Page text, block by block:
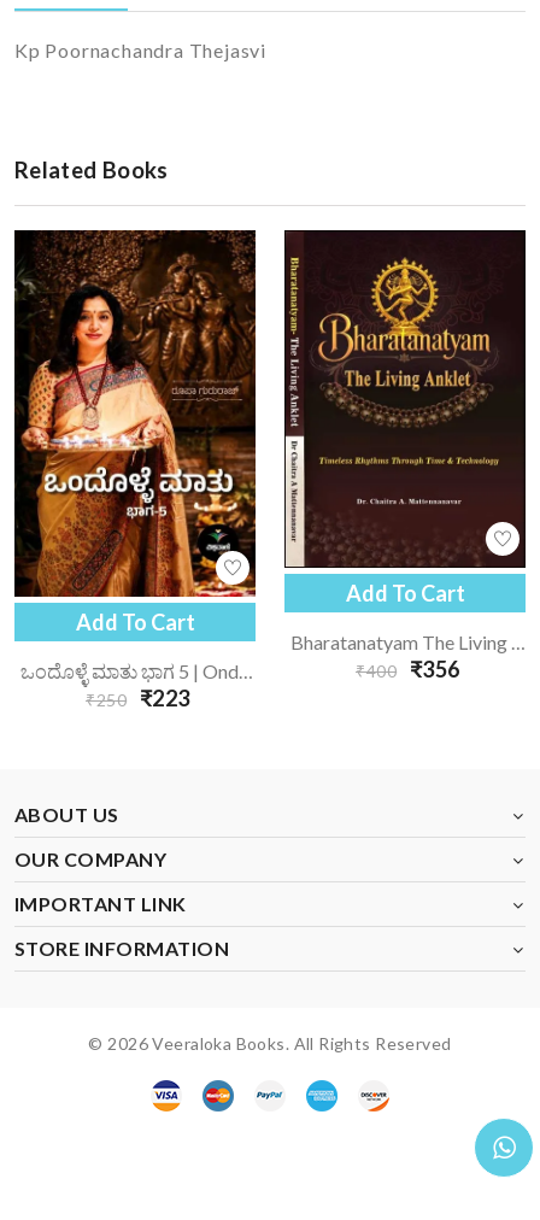
Kp Poornachandra Thejasvi
Related Books
Add To Cart
₹250 ₹223
Add To Cart
Bharatanatyam The Living Anklet | Bharatanatyam - English
₹400 ₹356
ABOUT US
OUR COMPANY
IMPORTANT LINK
STORE INFORMATION
© 2026 Veeraloka Books. All Rights Reserved